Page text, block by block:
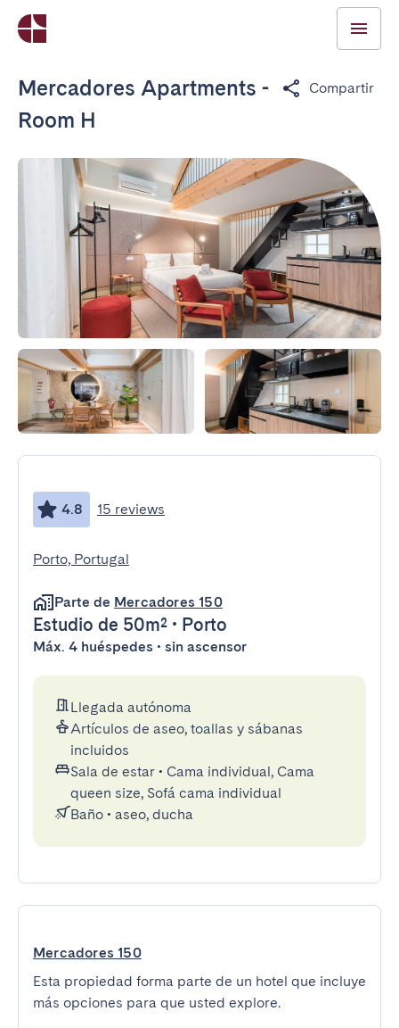
Mercadores Apartments -
Room H
Compartir
4.8 15 reviews
Porto, Portugal
Parte de Mercadores 150
Estudio de 50m² • Porto
Máx. 4 huéspedes • sin ascensor
Llegada autónoma
Artículos de aseo, toallas y sábanas
incluidos
Sala de estar • Cama individual, Cama
queen size, Sofá cama individual
Baño • aseo, ducha
Mercadores 150
Esta propiedad forma parte de un hotel que incluye
más opciones para que usted explore.